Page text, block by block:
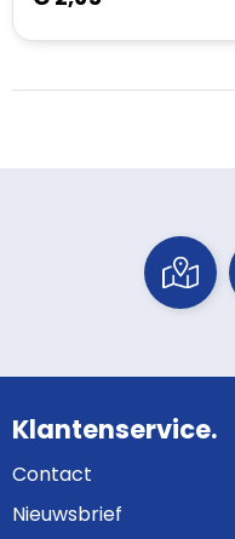
Klantenservice.
Contact
Nieuwsbrief